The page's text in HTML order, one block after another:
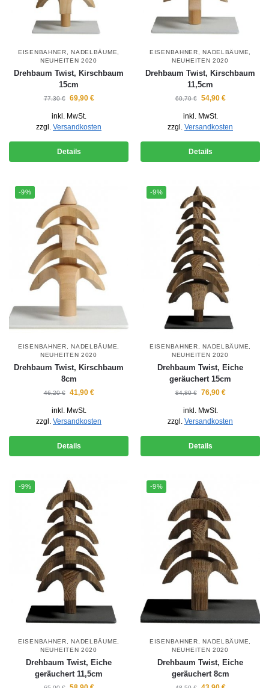
EISENBAHNER ,NADELBÄUME
NEUHEITEN 2020
Drehbaum Twist, Kirschbaum
15cm
77,30€ 69,90 €
inkl. MwSt.
zzgl. Versandkosten
Details
EISENBAHNER ,NADELBÄUME
NEUHEITEN 2020
Drehbaum Twist, Kirschbaum
11,5cm
60,70€ 54,90 €
inkl. MwSt.
zzgl. Versandkosten
Details
-9%
EISENBAHNER, NADELBÄUME,
NEUHEITEN 2020
Drehbaum Twist, Kirschbaum
8cm
46,20€ 41,90 €
inkl. MwSt.
zzgl. Versandkosten
Details
-9%
EISENBAHNER, NADELBÄUME,
NEUHEITEN 2020
Drehbaum Twist, Eiche
geräuchert 15cm
84,80€ 76,90 €
inkl. MwSt.
zzgl. Versandkosten
Details
-9%
EISENBAHNER ,NADELBÄUME
NEUHEITEN 2020
Drehbaum Twist, Eiche
geräuchert 11,5cm
-9%
EISENBAHNER ,NADELBÄUME
NEUHEITEN 2020
Drehbaum Twist, Eiche
geräuchert 8cm